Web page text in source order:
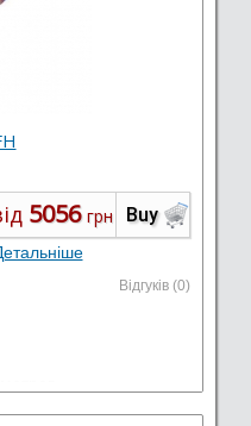
Buy
5056 грн
Відгуків (0)